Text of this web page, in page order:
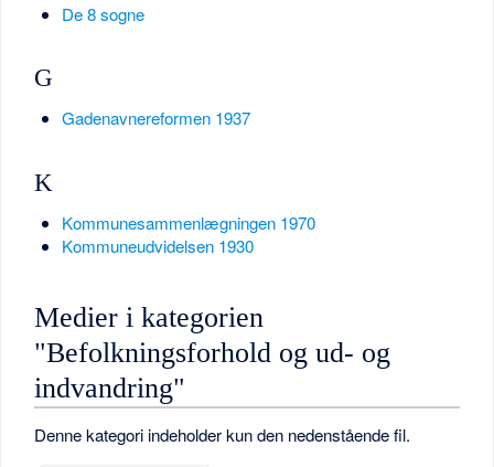
De 8 sogne
G
Gadenavnereformen 1937
K
Kommunesammenlægningen 1970
Kommuneudvidelsen 1930
Medier i kategorien
"Befolkningsforhold og ud- og
indvandring"
Denne kategori indeholder kun den nedenstående fil.